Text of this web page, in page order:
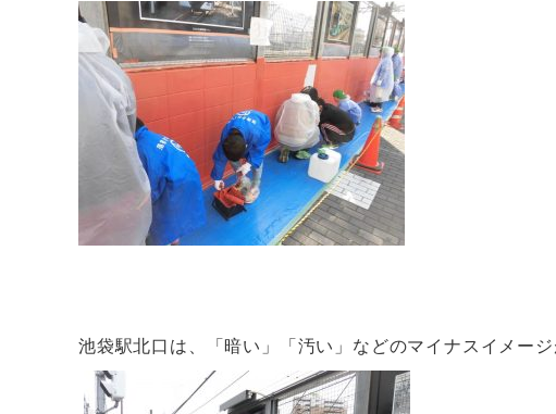
池袋駅北口は、「暗い」「汚い」などのマイナスイメー